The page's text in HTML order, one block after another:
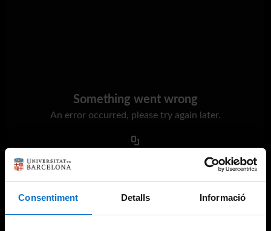
Consentiment Detalls Informació
Something went wrong
An error occurred, please try again later.